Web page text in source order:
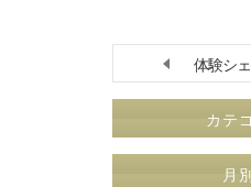
体験シ
カテ
月